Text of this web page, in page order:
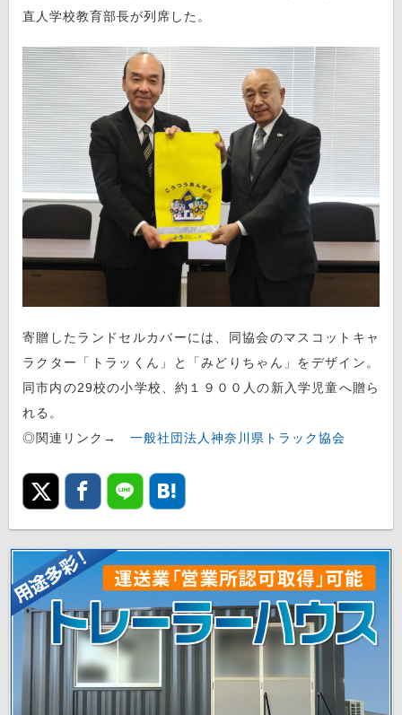
直人学校教育部長が列席した。
寄贈したランドセルカバーには、同協会のマスコットキャ
ラクター「トラッくん」と「みどりちゃん」をデザイン。
同市内の29校の小学校、約１９００人の新入学児童へ贈ら
れる。
◎関連リンク→ 一般社団法人神奈川県トラック協会